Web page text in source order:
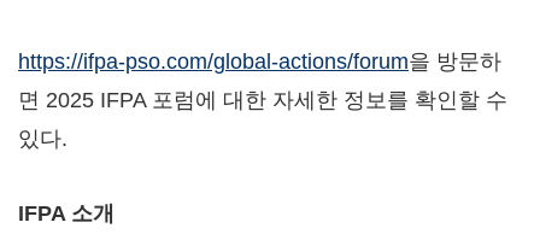
https://ifpa-pso.com/global-actions/forum을 방문하
면 2025 IFPA 포럼에 대한 자세한 정보를 확인할 수
있다.
IFPA 소개